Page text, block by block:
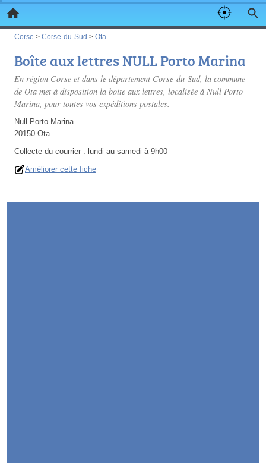
Corse > Corse-du-Sud > Ota
Boîte aux lettres NULL Porto Marina
En région Corse et dans le département Corse-du-Sud, la commune
de Ota met à disposition la boite aux lettres, localisée à Null Porto
Marina, pour toutes vos expéditions postales.
Null Porto Marina
20150 Ota
Collecte du courrier : lundi au samedi à 9h00
Améliorer cette fiche